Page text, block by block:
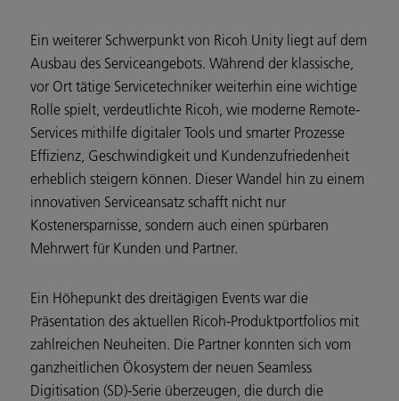
Ein weiterer Schwerpunkt von Ricoh Unity liegt auf dem
Ausbau des Serviceangebots. Während der klassische,
vor Ort tätige Servicetechniker weiterhin eine wichtige
Rolle spielt, verdeutlichte Ricoh, wie moderne Remote-
Services mithilfe digitaler Tools und smarter Prozesse
Effizienz, Geschwindigkeit und Kundenzufriedenheit
erheblich steigern können. Dieser Wandel hin zu einem
innovativen Serviceansatz schafft nicht nur
Kostenersparnisse, sondern auch einen spürbaren
Mehrwert für Kunden und Partner.
Ein Höhepunkt des dreitägigen Events war die
Präsentation des aktuellen Ricoh-Produktportfolios mit
zahlreichen Neuheiten. Die Partner konnten sich vom
ganzheitlichen Ökosystem der neuen Seamless
Digitisation (SD)-Serie überzeugen, die durch die